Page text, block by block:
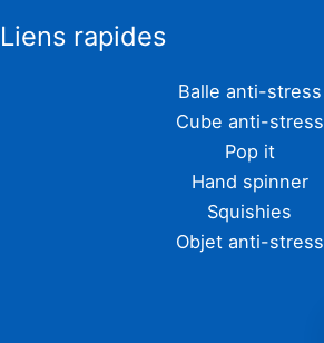
Liens rapides
Balle anti-stress
Cube anti-stress
Pop it
Hand spinner
Squishies
Objet anti-stress